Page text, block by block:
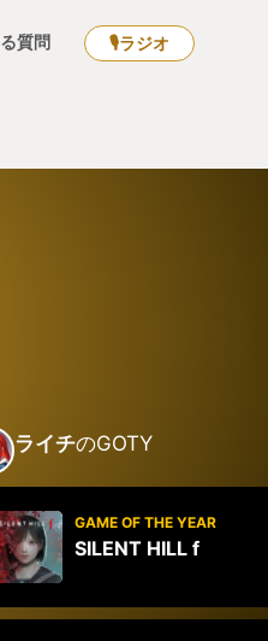
質問 🎙ラジオ
ライチのGOTY
GAME OF THE YEAR
SILENT HILL f